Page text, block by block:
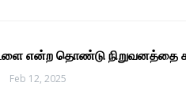
என்ற தொண்டு நிறுவனத்தை
Feb 12, 2025